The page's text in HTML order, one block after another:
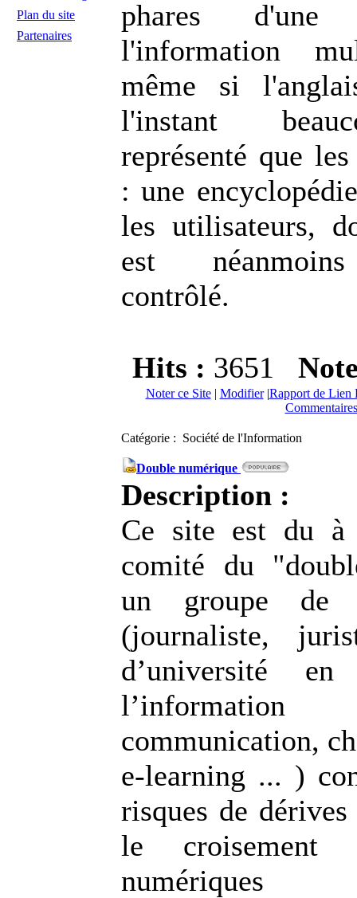
Plan du site
Partenaires
phares
l'information
même si
l'instant
représenté que
: une
les utilisateurs,
est
contrôlé.
Hits : 3651
Noter ce Site| Modifier|Rapport de Lien
Catégorie : Société de l'Information
Double numérique
Description :
Ce site est du à
comité du
un groupe de
(journaliste,
d’université
communication,
e-learning ... )
risques de dérives
le croisement
numériques